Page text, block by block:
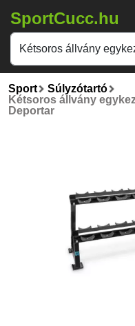
SportCucc.hu
Sport
Súlyzótartó
Kétsoros állvány
Deportar